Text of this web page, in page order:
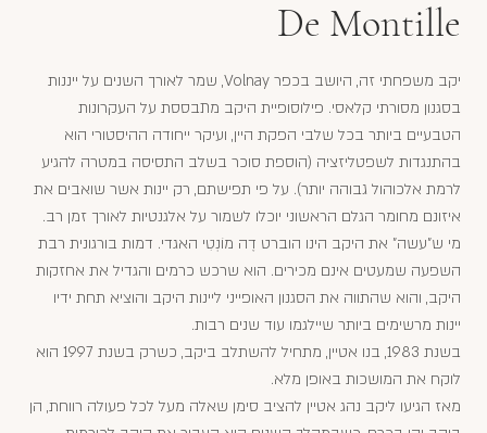
De Montille
יקב משפחתי זה, היושב בכפר Volnay, שמר לאורך השנים על ייננות
בסגנון מסורתי קלאסי. פילוסופיית היקב מתבססת על העקרונות
הטבעיים ביותר בכל שלבי הפקת היין, ועיקר ייחודה ההיסטורי הוא
בהתנגדות לשפטליזציה (הוספת סוכר בשלב התסיסה במטרה להגיע
לרמת אלכוהול גבוהה יותר). על פי תפישתם, רק יינות אשר שואבים את
איזונם מחומר הגלם הראשוני יוכלו לשמור על אלגנטיות לאורך זמן רב.
מי ש"עשה" את היקב הינו הוברט דֶה מוֹנְטִי האגדי. דמות בורגונית רבת
השפעה שמעטים אינם מכירים. הוא שרכש כרמים והגדיל את אחזקות
היקב, והוא שהתווה את הסגנון האופייני ליינות היקב והוציא תחת ידיו
יינות מרשימים ביותר שיילגמו עוד שנים רבות.
בשנת 1983, בנו אטיין, מתחיל להשתלב ביקב, כשרק בשנת 1997 הוא
לוקח את המושכות באופן מלא.
מאז הגיעו ליקב נהג אטיין להציב סימן שאלה מעל לכל פעולה רווחת, הן